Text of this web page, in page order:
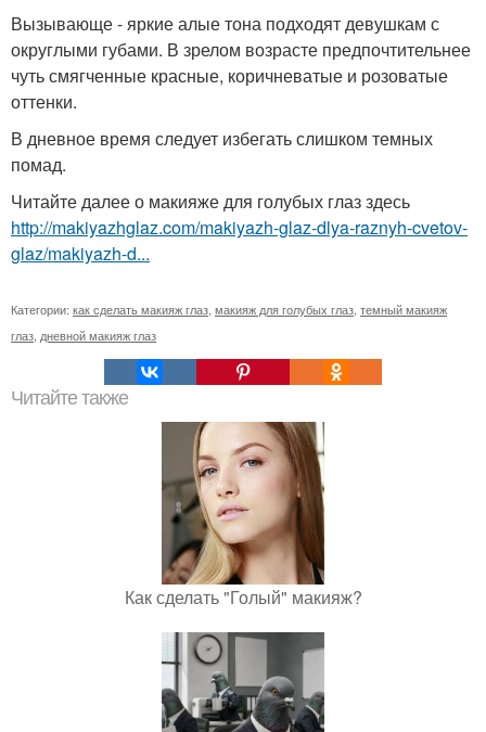
Вызывающе - яркие алые тона подходят девушкам с
округлыми губами. В зрелом возрасте предпочтительнее
чуть смягченные красные, коричневатые и розоватые
оттенки.
В дневное время следует избегать слишком темных
помад.
Читайте далее о макияже для голубых глаз здесь
http://makiyazhglaz.com/makiyazh-glaz-dlya-raznyh-cvetov-
glaz/makiyazh-d...
Категории: как сделать макияж глаз макияж для голубых глаз темный макияж
глаз дневной макияж глаз
Читайте также
Как сделать "Голый" макияж?